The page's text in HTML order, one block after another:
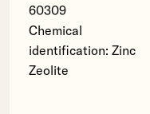
60309
Chemical
identification: Zinc
Zeolite